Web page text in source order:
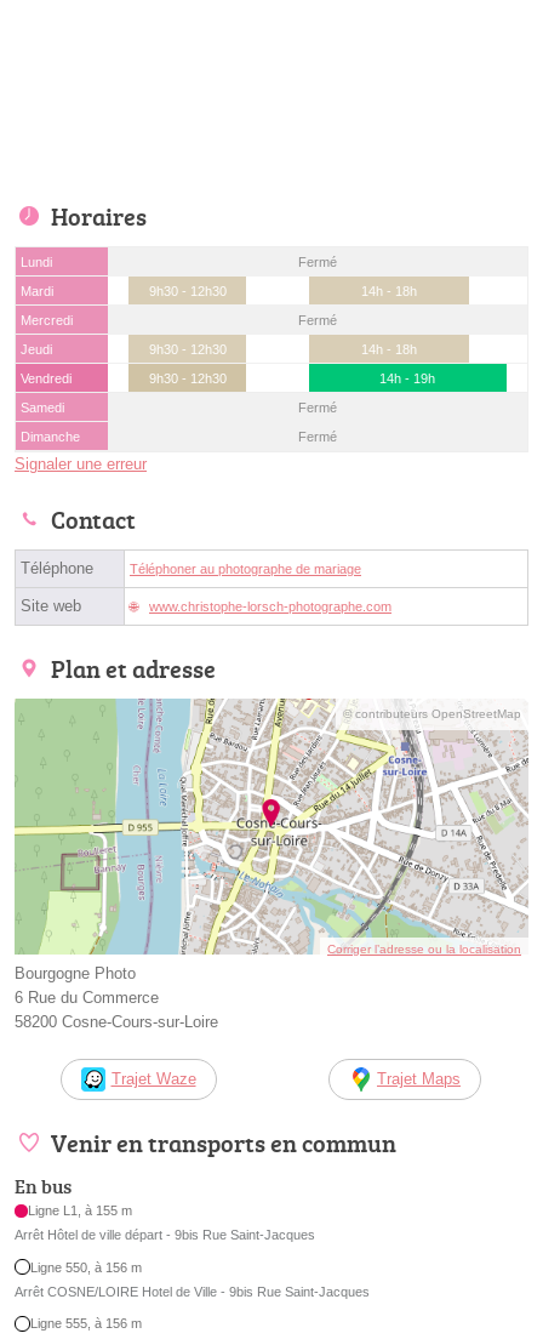
Horaires
Lundi
Fermé
Mardi
9h30 - 12h30
14h - 18h
Mercredi
Fermé
Jeudi
9h30 - 12h30
14h - 18h
Vendredi
9h30 - 12h30
14h - 19h
Samedi
Fermé
Dimanche
Fermé
Signaler une erreur
Contact
Téléphone Téléphoner au photographe de mariage
Site web www.christophe-lorsch-photographe.com
Plan et adresse
© contributeurs OpenStreetMap
Corriger l’adresse ou la localisation
Bourgogne Photo
6 Rue du Commerce
58200 Cosne-Cours-sur-Loire
Trajet Waze Trajet Maps
Venir en transports en commun
En bus
Ligne L1, à 155 m
Arrêt Hôtel de ville départ - 9bis Rue Saint-Jacques
Ligne 550, à 156 m
Arrêt COSNE/LOIRE Hotel de Ville - 9bis Rue Saint-Jacques
Ligne 555, à 156 m